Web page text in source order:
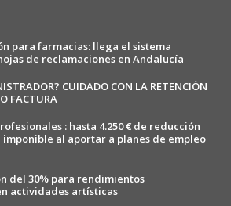
para farmacias: llega el sistema
de reclamaciones en Andalucía
CUIDADO CON LA RETENCIÓN
FACTURA
: hasta 4.250 € de reducción
imponible al aportar a planes de empleo
del 30% para rendimientos
actividades artísticas